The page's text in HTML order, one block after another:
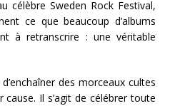
célèbre Sweden Rock Festival,
ce que beaucoup d’albums
à retranscrire : une véritable
des morceaux cultes
Il s’agit de célébrer toute